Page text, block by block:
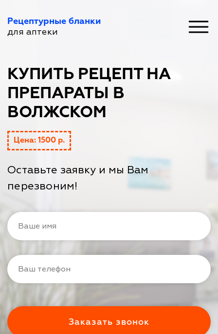
Рецептурные бланки
для аптеки
КУПИТЬ РЕЦЕПТ НА
ПРЕПАРАТЫ В
ВОЛЖСКОМ
Цена: 1500 р.
Оставьте заявку и мы Вам
перезвоним!